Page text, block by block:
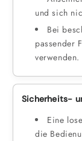
und sich
Bei
passender
verwenden.
Sicherheits-
Eine
die